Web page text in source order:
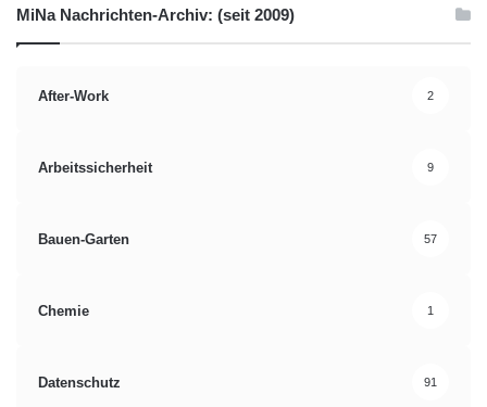
MiNa Nachrichten-Archiv: (seit 2009)
After-Work 2
Arbeitssicherheit 9
Bauen-Garten 57
Chemie 1
Datenschutz 91